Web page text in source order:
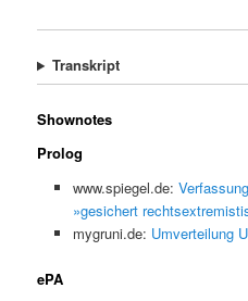
Transkript
Shownotes
Prolog
www.spiegel.de:
»gesichert
mygruni.de: Umverteilung
ePA